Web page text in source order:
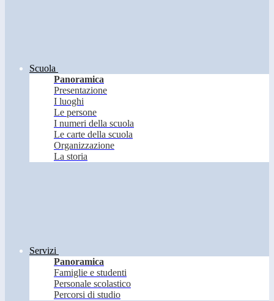
Scuola
Panoramica
Presentazione
I luoghi
Le persone
I numeri della scuola
Le carte della scuola
Organizzazione
La storia
Servizi
Panoramica
Famiglie e studenti
Personale scolastico
Percorsi di studio